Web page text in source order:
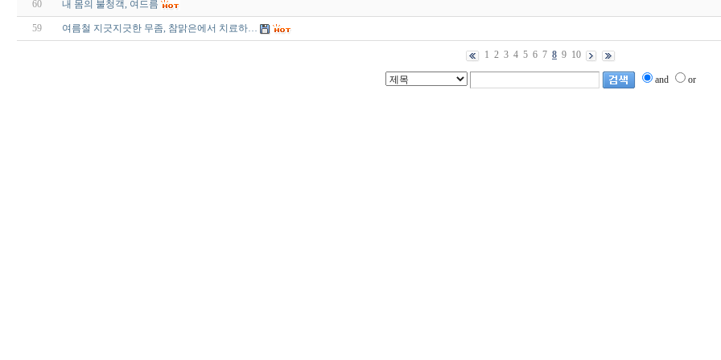
60 내 몸의 불청객, 여드름
59 여름철 지긋지긋한 무좀, 참맑은에서 치료하…
1 2 3 4 5 6 7 8 9 10
and or